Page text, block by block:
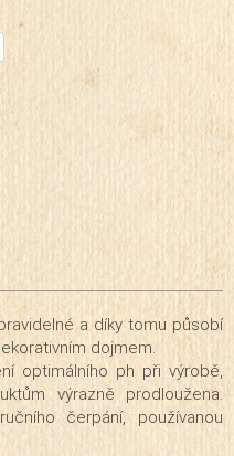
a díky tomu působí
dojmem.
optimálního ph při výrobě,
výrazně prodloužena.
čerpání, používanou